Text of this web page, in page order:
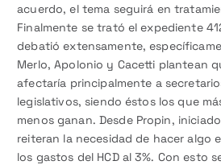
acuerdo, el tema seguirá en
Finalmente se trató el expediente
debatió extensamente,
Merlo, Apolonio y Cacetti plantean
afectaría principalmente a
legislativos, siendo éstos los que
menos ganan. Desde Propin,
reiteran la necesidad de hacer algo
los gastos del HCD al 3%. Con esto